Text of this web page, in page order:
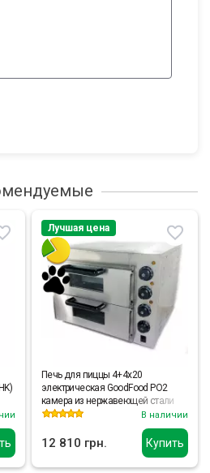
Купить
Лучшая цена
Печь для пиццы 4+4х20
электрическая GoodFood PO2
камера из нержавеющей стали
В наличии
12 810 грн.